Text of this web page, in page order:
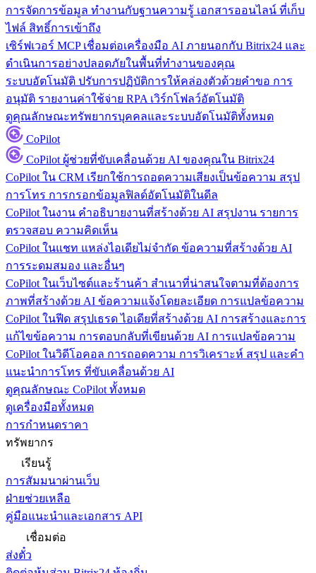
การจัดการข้อมูล ทำงานกับฐานความรู้ เอกสารออนไลน์ ที่เก็บ
ไฟล์ สิทธิ์การเข้าถึง
เซิร์ฟเวอร์ MCP เชื่อมต่อเครื่องมือ AI ภายนอกกับ Bitrix24 และ
ดำเนินการอย่างปลอดภัยในพื้นที่ทำงานของคุณ
ระบบอัตโนมัติ ปรับการปฏิบัติการให้คล่องตัวด้วยคำขอ การ
อนุมัติ รายงานค่าใช้จ่าย RPA เวิร์กโฟลว์อัตโนมัติ
ดูคุณลักษณะทรัพยากรบุคคลและระบบอัตโนมัติทั้งหมด
CoPilot
CoPilot ผู้ช่วยที่ขับเคลื่อนด้วย AI ของคุณใน Bitrix24
CoPilot ใน CRM เรียกใช้การถอดความเสียงเป็นข้อความ สรุป
การโทร การกรอกข้อมูลฟิลด์อัตโนมัติในดีล
CoPilot ในงาน คำอธิบายงานที่สร้างด้วย AI สรุปงาน รายการ
ตรวจสอบ ความคิดเห็น
CoPilot ในแชท แหล่งไอเดียไม่จำกัด ข้อความที่สร้างด้วย AI
การระดมสมอง และอื่นๆ
CoPilot ในเว็บไซต์และร้านค้า สำเนาที่น่าสนใจตามที่ต้องการ
ภาพที่สร้างด้วย AI ข้อความแจ้งโดยละเอียด การแปลข้อความ
CoPilot ในฟีด สรุปเธรด ไอเดียที่สร้างด้วย AI การสร้างและการ
แก้ไขข้อความ การตอบกลับที่เขียนด้วย AI การแปลข้อความ
CoPilot ในวิดีโอคอล การถอดความ การวิเคราะห์ สรุป และคำ
แนะนำการโทร ที่ขับเคลื่อนด้วย AI
ดูคุณลักษณะ CoPilot ทั้งหมด
ดูเครื่องมือทั้งหมด
การกำหนดราคา
ทรัพยากร
เรียนรู้
การสัมมนาผ่านเว็บ
ฝ่ายช่วยเหลือ
คู่มือแนะนำและเอกสาร API
เชื่อมต่อ
ส่งตั๋ว